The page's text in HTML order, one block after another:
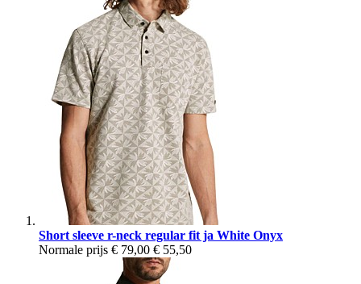
Short sleeve r-neck regular fit ja White Onyx
Normale prijs € 79,00 € 55,50